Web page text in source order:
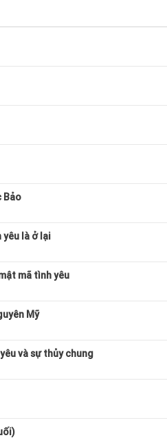
Bảo
là ở lại
mã tình yêu
Mỹ
và sự thủy chung